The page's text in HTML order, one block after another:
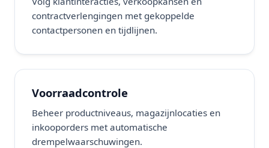
contractverlengingen met gekoppelde
contactpersonen en tijdlijnen.
Voorraadcontrole
Beheer productniveaus, magazijnlocaties en
inkooporders met automatische
drempelwaarschuwingen.